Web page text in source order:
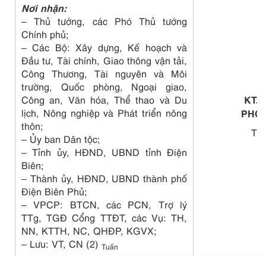
Nơi nhận:
– Thủ tướng, các Phó Thủ tướng
Chính phủ;
– Các Bộ: Xây dựng, Kế hoạch và
Đầu tư, Tài chính, Giao thông vận tải,
Công Thương, Tài nguyên và Môi
trường, Quốc phòng, Ngoại giao,
Công an, Văn hóa, Thể thao và Du
lịch, Nông nghiệp và Phát triển nông
thôn;
– Ủy ban Dân tộc;
– Tỉnh ủy, HĐND, UBND tỉnh Điện
Biên;
– Thành ủy, HĐND, UBND thành phố
Điện Biên Phủ;
– VPCP: BTCN, các PCN, Trợ lý
TTg, TGĐ Cổng TTĐT, các Vụ: TH,
NN, KTTH, NC, QHĐP, KGVX;
– Lưu: VT, CN (2) Tuấn
KT.
PHÓ